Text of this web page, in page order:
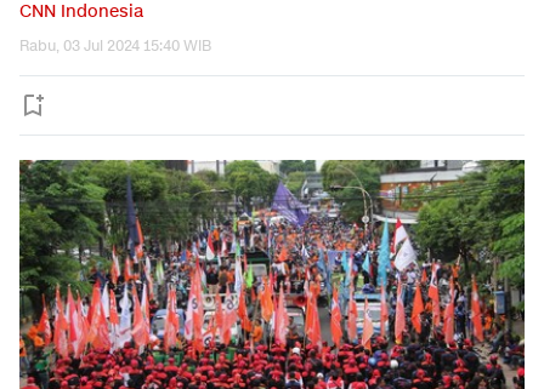
CNN Indonesia
Rabu, 03 Jul 2024 15:40 WIB